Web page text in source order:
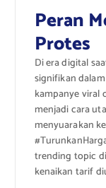
Peran
Protes
Di era digital
signifikan
kampanye viral
menjadi cara
menyuarakan
trending topic
kenaikan tarif